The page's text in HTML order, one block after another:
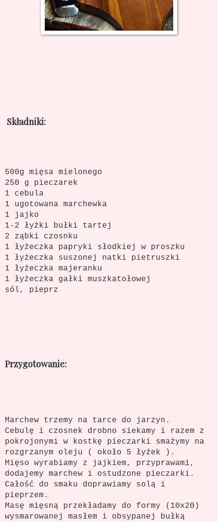
Składniki:
500g mięsa mielonego
250 g pieczarek
1 cebula
1 ugotowana marchewka
1 jajko
1-2 łyżki bułki tartej
2 ząbki czosnku
1 łyżeczka papryki słodkiej w proszku
1 łyżeczka suszonej natki pietruszki
1 łyżeczka majeranku
1 łyżeczka gałki muszkatołowej
sól, pieprz
Przygotowanie:
Marchew trzemy na tarce do jarzyn.
Cebulę i czosnek drobno siekamy i razem z
pokrojonymi w kostkę pieczarki smażymy na
rozgrzanym oleju ( około 5 łyżek ).
Mięso wyrabiamy z jajkiem, przyprawami,
dodajemy marchew i ostudzone pieczarki.
Całość do smaku doprawiamy solą i
pieprzem.
Masę mięsną przekładamy do formy (10x20)
wysmarowanej masłem i obsypanej bułką